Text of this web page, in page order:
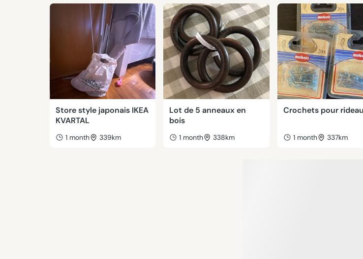
Store style japonais IKEA
KVARTAL
1 month 339km
Lot de 5 anneaux en
bois
1 month 338km
Crochets pour
1 month 337km